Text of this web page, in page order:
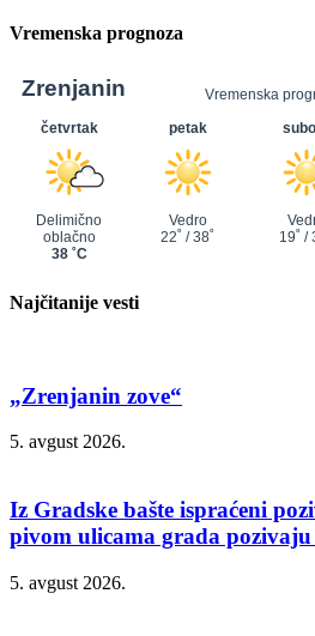
Vremenska prognoza
Najčitanije vesti
„Zrenjanin zove“
5. avgust 2026.
Iz Gradske bašte ispraćeni
pivom ulicama grada
5. avgust 2026.